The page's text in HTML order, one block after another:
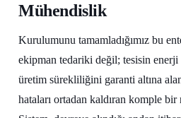
Mühendislik
Kurulumunu tamamladığımız bu
ekipman tedariki değil; tesisin
üretim sürekliliğini garanti altına
hataları ortadan kaldıran komple